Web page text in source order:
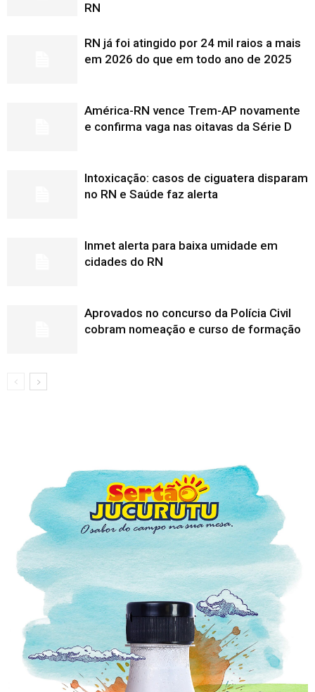
RN
RN já foi atingido por 24 mil raios a mais
em 2026 do que em todo ano de 2025
América-RN vence Trem-AP novamente
e confirma vaga nas oitavas da Série D
Intoxicação: casos de ciguatera disparam
no RN e Saúde faz alerta
Inmet alerta para baixa umidade em
cidades do RN
Aprovados no concurso da Polícia Civil
cobram nomeação e curso de formação